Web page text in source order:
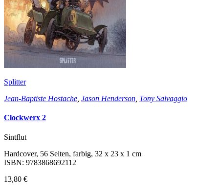
Splitter
Jean-Baptiste Hostache Jason Henderson Tony Salvaggio
Clockwerx 2
Sintflut
Hardcover, 56 Seiten, farbig, 32 x 23 x 1 cm
ISBN: 9783868692112
13,80 €